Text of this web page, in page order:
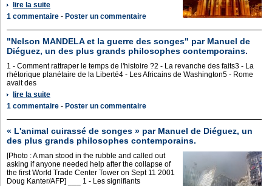
lire la suite
1 commentaire - Poster un commentaire
"Nelson MANDELA et la guerre des songes" par Manuel de
Diéguez, un des plus grands philosophes contemporains.
1 - Comment rattraper le temps de l'histoire ?2 - La revanche des faits3 - La
rhétorique planétaire de la Liberté4 - Les Africains de Washington5 - Rome
avait des
lire la suite
1 commentaire - Poster un commentaire
« L'animal cuirassé de songes » par Manuel de Diéguez, un
des plus grands philosophes contemporains.
[Photo : A man stood in the rubble and called out
asking if anyone needed help after the collapse of
the first World Trade Center Tower on Sept 11 2001
Doug Kanter/AFP] ___ 1 - Les signifiants